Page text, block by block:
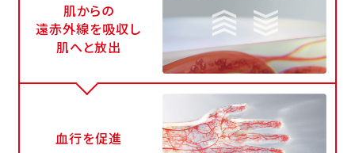
肌からの
遠赤外線を吸収し
肌へと放出
血行を促進